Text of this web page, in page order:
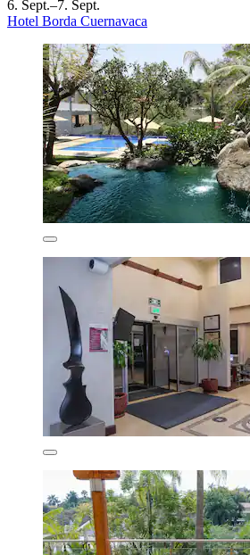
6. Sept.–7. Sept.
Hotel Borda Cuernavaca